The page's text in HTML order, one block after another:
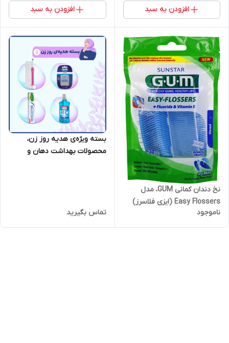
افزودن به سبد افزودن به سبد
نخ دندان کمانی GUM، مدل
Easy Flossers (ایزی فلاسرز)
890، بسته 30عددی
ناموجود
بسته ویژه‌ی هدیه روز زن،
محصولات بهداشت دهان و
تماس بگیرید